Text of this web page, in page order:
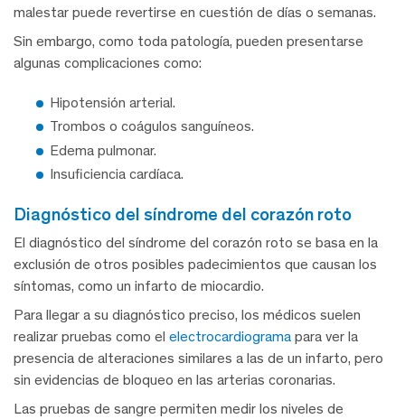
malestar puede revertirse en cuestión de días o semanas.
Sin embargo, como toda patología, pueden presentarse
algunas complicaciones como:
Hipotensión arterial.
Trombos o coágulos sanguíneos.
Edema pulmonar.
Insuficiencia cardíaca.
diagnóstico del síndrome del corazón roto
El diagnóstico del síndrome del corazón roto se basa en la
exclusión de otros posibles padecimientos que causan los
síntomas, como un infarto de miocardio.
Para llegar a su diagnóstico preciso, los médicos suelen
realizar pruebas como el electrocardiograma para ver la
presencia de alteraciones similares a las de un infarto, pero
sin evidencias de bloqueo en las arterias coronarias.
Las pruebas de sangre permiten medir los niveles de